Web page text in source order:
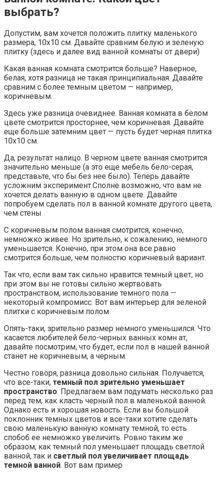
выбрать?
Допустим, вам хочется положить плитку маленького
размера, 10х10 см. Давайте сравним белую и зеленую
плитку (здесь и далее вид ванной комнаты от двери)
Какая ванная комната смотрится больше? Наверное,
белая, хотя разница не такая принципиальная. Давайте
сравним с более темным цветом — например,
коричневым.
Здесь уже разница очевиднее. Ванная комната в белом
цвете смотрится просторнее, чем коричневая. Давайте
еще больше затемним цвет — пусть будет черная плитка
10х10 см.
Да, результат налицо. В черном цвете ванная смотрится
значительно меньше (а это еще мебель бело-серая,
представьте, что бы без нее было). Теперь давайте
усложним эксперимент.Сполне возможно, что вам не
хочется делать ванную в одном цвете. Давайте
попробуем сделать пол в ванной комнате другого цвета,
чем стены
С коричневым полом ванная смотрится, конечно,
немножко живее. Но зрительно, к сожалению, немного
уменьшается. Конечно, при этом она все равно
смотрится больше, чем полностю коричневый вариант.
Так что, если вам так сильно нравится темный цвет, но
при этом вы не готовы сильно жертвовать
пространством, использование темного пола —
некоторый компромисс. Вот вам интерьер для зеленой
плитки с коричневым полом
Опять-таки, зрительно размер немного уменьшился. Что
касается любителей бело-черных ванных комн ат,
давайте посмотрим, что будет, если пол в нашей ванной
станет не коричневым, а черным.
Честно говоря, разница довольно сильная. Получается,
что все-таки, темный пол зрительно уменьшает
пространство. Предлагаем вам подумать несколько раз
перед тем, как класть черный пол в маленькой ванной.
Однако есть и хорошая новость. Если вы большой
поклонник темных цветов и все-таки хотите сделать
свою маленькую ванную комнату темной, то есть
спобоб ее немножко увеличить. Ровно таким же
образом, как темный пол уменьшает площадь светлой
ванной, так и светлый пол увеличивает площадь
темной ванной. Вот вам пример